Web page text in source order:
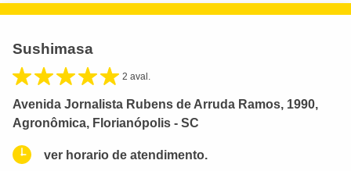
Sushimasa
2 aval.
Avenida Jornalista Rubens de Arruda Ramos, 1990,
Agronômica, Florianópolis - SC
ver horario de atendimento.